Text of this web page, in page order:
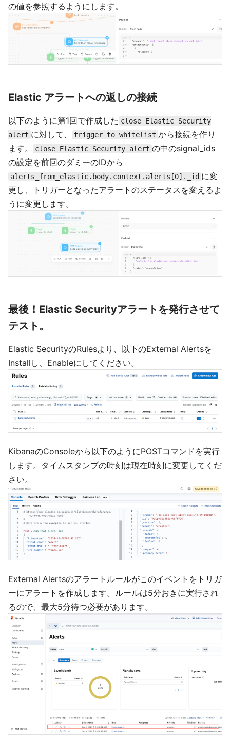
の値を参照するようにします。
Elastic アラートへの返しの接続
以下のように第1回で作成した close Elastic Security
alert に対して、 trigger to whitelist から接続を作り
ます。
close Elastic Security alert の中のsignal_ids
の設定を前回のダミーのIDから
alerts_from_elastic.body.context.alerts[0]._id に変
更し、トリガーとなったアラートのステータスを変えるよ
うに変更します。
最後！Elastic Securityアラートを発行させて
テスト。
Elastic SecurityのRulesより、以下のExternal Alertsを
Installし、Enableにしてください。
KibanaのConsoleから以下のようにPOSTコマンドを実行
します。タイムスタンプの時刻は現在時刻に変更してくだ
さい。
External Alertsのアラートルールがこのイベントをトリガ
ーにアラートを作成します。ルールは5分おきに実行され
るので、最大5分待つ必要があります。